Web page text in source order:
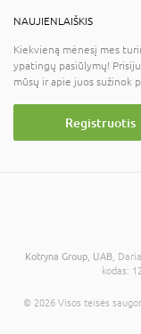
NAUJIENLAIŠKIS
Kiekvieną mėnesį mes
ypatingų pasiūlymų!
mūsų ir apie juos sužinok
Registruotis
Kotryna Group, UAB ,
kodas:
© 2026 Visos teisės